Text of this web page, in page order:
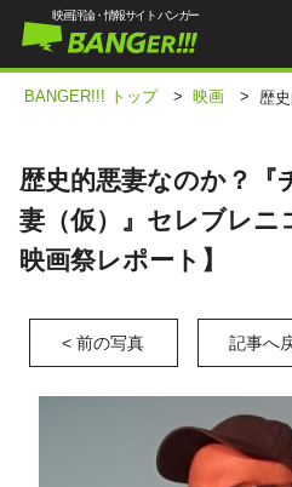
映画
映画評論・情報サイト バンガー
BANGER!!! トップ > 映画 > 歴
歴史的悪妻なのか？『
妻（仮）』セレブレニ
映画祭レポート】
< 前の写真 記事へ